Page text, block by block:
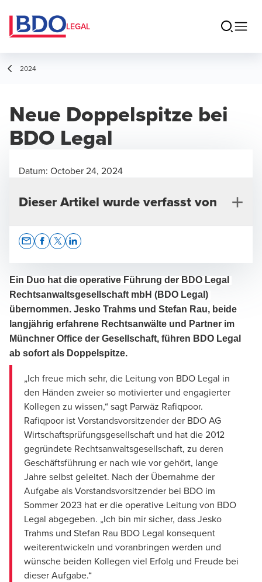
LEGAL
2024
Neue Doppelspitze bei
BDO Legal
Ein Duo hat die operative Führung der BDO Legal
Rechtsanwaltsgesellschaft mbH (BDO Legal)
übernommen. Jesko Trahms und Stefan Rau, beide
langjährig erfahrene Rechtsanwälte und Partner im
Münchner Office der Gesellschaft, führen BDO Legal
ab sofort als Doppelspitze.
„Ich freue mich sehr, die Leitung von BDO Legal in
den Händen zweier so motivierter und engagierter
Kollegen zu wissen,“ sagt Parwäz Rafiqpoor.
Rafiqpoor ist Vorstandsvorsitzender der BDO AG
Wirtschaftsprüfungsgesellschaft und hat die 2012
gegründete Rechtsanwaltsgesellschaft, zu deren
Geschäftsführung er nach wie vor gehört, lange
Jahre selbst geleitet. Nach der Übernahme der
Aufgabe als Vorstandsvorsitzender bei BDO im
Sommer 2023 hat er die operative Leitung von BDO
Legal abgegeben. „Ich bin mir sicher, dass Jesko
Trahms und Stefan Rau BDO Legal konsequent
weiterentwickeln und voranbringen werden und
wünsche beiden Kollegen viel Erfolg und Freude bei
dieser Aufgabe.“
Datum: October 24, 2024
Dieser Artikel wurde verfasst von
Jesko Trahms
Rechtsanwalt | Partner | Fachanwalt für Strafrecht
Parwäz Rafiqpoor
Rechtsanwalt | Geschäftsführer
Stefan Rau, Dipl. Verw. (FH)
Rechtsanwalt | Partner